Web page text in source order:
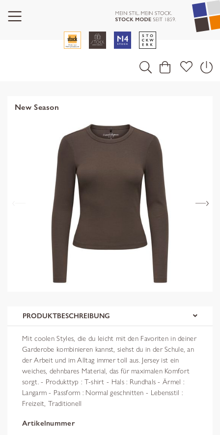
New Season
PRODUKTBESCHREIBUNG
Mit coolen Styles, die du leicht mit den Favoriten in deiner
Garderobe kombinieren kannst, siehst du in der Schule, an
der Arbeit und im Alltag immer toll aus. Jersey ist ein
weiches, dehnbares Material, das für maximalen Komfort
sorgt. - Produkttyp : T-shirt - Hals : Rundhals - Ärmel :
Langarm - Passform : Normal geschnitten - Lebensstil :
Freizeit, Traditionell
Artikelnummer